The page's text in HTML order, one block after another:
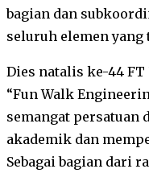
bagian dan
seluruh elemen
Dies natalis ke-44
“Fun Walk
semangat persatuan
akademik dan
Sebagai bagian dari